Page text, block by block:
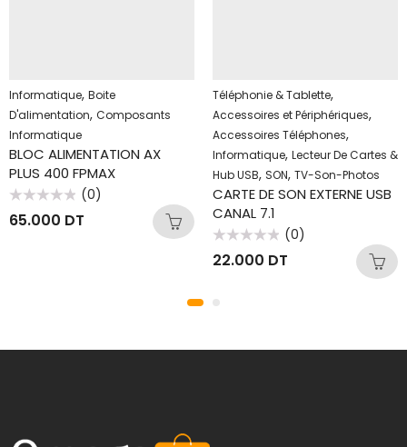
Informatique, Boite
D'alimentation, Composants
Informatique
BLOC ALIMENTATION AX
PLUS 400 FPMAX
0
(0)
65.000 DT
Téléphonie & Tablette,
Accessoires et Périphériques,
Accessoires Téléphones,
Informatique, Lecteur De Cartes &
Hub USB, SON, TV-Son-Photos
CARTE DE SON EXTERNE USB
CANAL 7.1
0
(0)
22.000 DT